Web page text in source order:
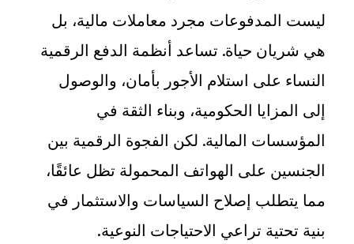
ليست المدفوعات مجرد معاملات مالية، بل
هي شريان حياة. تساعد أنظمة الدفع الرقمية
النساء على استلام الأجور بأمان، والوصول
إلى المزايا الحكومية، وبناء الثقة في
المؤسسات المالية. لكن الفجوة الرقمية بين
الجنسين على الهواتف المحمولة تظل عائقًا،
مما يتطلب إصلاح السياسات والاستثمار في
بنية تحتية تراعي الاحتياجات النوعية.